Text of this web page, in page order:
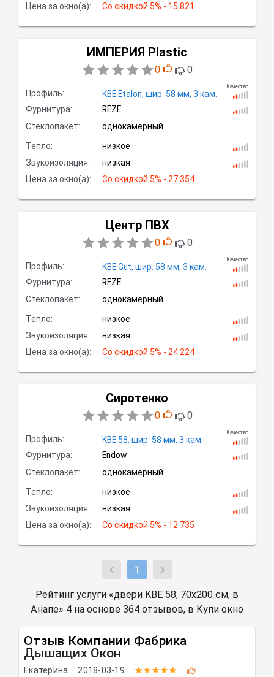
Цена за окно(а):
Со скидкой 5% - 15 821
ИМПЕРИЯ Plastic
0 0
Качество
Профиль: KBE Etalon, шир. 58 мм, 3 кам.
Фурнитура:
REZE
Стеклопакет:
однокамерный
Тепло:
низкое
Звукоизоляция:
низкая
Цена за окно(а):
Со скидкой 5% - 27 354
Центр ПВХ
0 0
Качество
Профиль: KBE Gut, шир. 58 мм, 3 кам.
Фурнитура:
REZE
Стеклопакет:
однокамерный
Тепло:
низкое
Звукоизоляция:
низкая
Цена за окно(а):
Со скидкой 5% - 24 224
Сиротенко
0 0
Качество
Профиль: KBE 58, шир. 58 мм, 3 кам.
Фурнитура:
Endow
Стеклопакет:
однокамерный
Тепло:
низкое
Звукоизоляция:
низкая
Цена за окно(а):
Со скидкой 5% - 12 735
1
Рейтинг услуги «двери KBE 58, 70х200 см, в
Анапе» 4 на основе 364 отзывов, в Купи окно
Отзыв Компании Фабрика
Дышащих Окон
Екатерина 2018-03-19